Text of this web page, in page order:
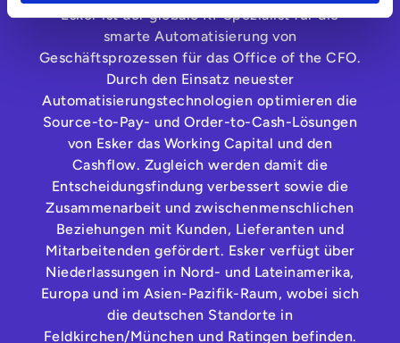
Esker ist der globale KI-Spezialist für die
smarte Automatisierung von
Geschäftsprozessen für das Office of the CFO.
Durch den Einsatz neuester
Automatisierungstechnologien optimieren die
Source-to-Pay- und Order-to-Cash-Lösungen
von Esker das Working Capital und den
Cashflow. Zugleich werden damit die
Entscheidungsfindung verbessert sowie die
Zusammenarbeit und zwischenmenschlichen
Beziehungen mit Kunden, Lieferanten und
Mitarbeitenden gefördert. Esker verfügt über
Niederlassungen in Nord- und Lateinamerika,
Europa und im Asien-Pazifik-Raum, wobei sich
die deutschen Standorte in
Feldkirchen/München und Ratingen befinden.